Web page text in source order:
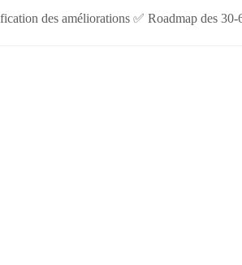
des améliorations ✅ Roadmap des